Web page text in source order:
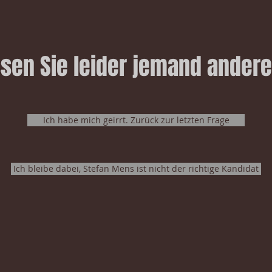
Sie leider jemand
Ich habe mich geirrt. Zurück zur letzten Frage
Ich bleibe dabei, Stefan Mens ist nicht der richtige Kandidat